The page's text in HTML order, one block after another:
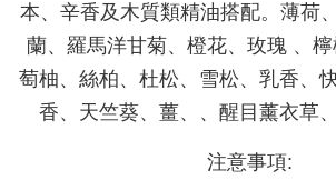
本、辛香及木質類精油搭配。薄荷
蘭、羅馬洋甘菊、橙花、玫瑰 、
萄柚、絲柏、杜松、雪松、乳香、
香、天竺葵、薑、、醒目薰衣草
注意事項: